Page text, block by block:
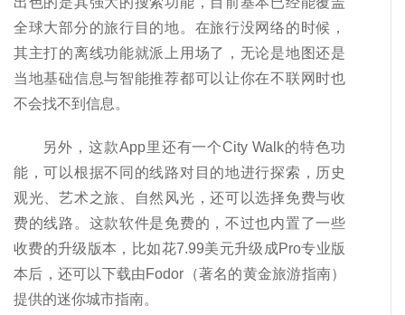
全球大部分的旅行目的地。在旅行没网络的时候，
其主打的离线功能就派上用场了，无论是地图还是
当地基础信息与智能推荐都可以让你在不联网时也
不会找不到信息。
另外，这款App里还有一个City Walk的特色功
能，可以根据不同的线路对目的地进行探索，历史
观光、艺术之旅、自然风光，还可以选择免费与收
费的线路。这款软件是免费的，不过也内置了一些
收费的升级版本，比如花7.99美元升级成Pro专业版
本后，还可以下载由Fodor（著名的黄金旅游指南）
提供的迷你城市指南。